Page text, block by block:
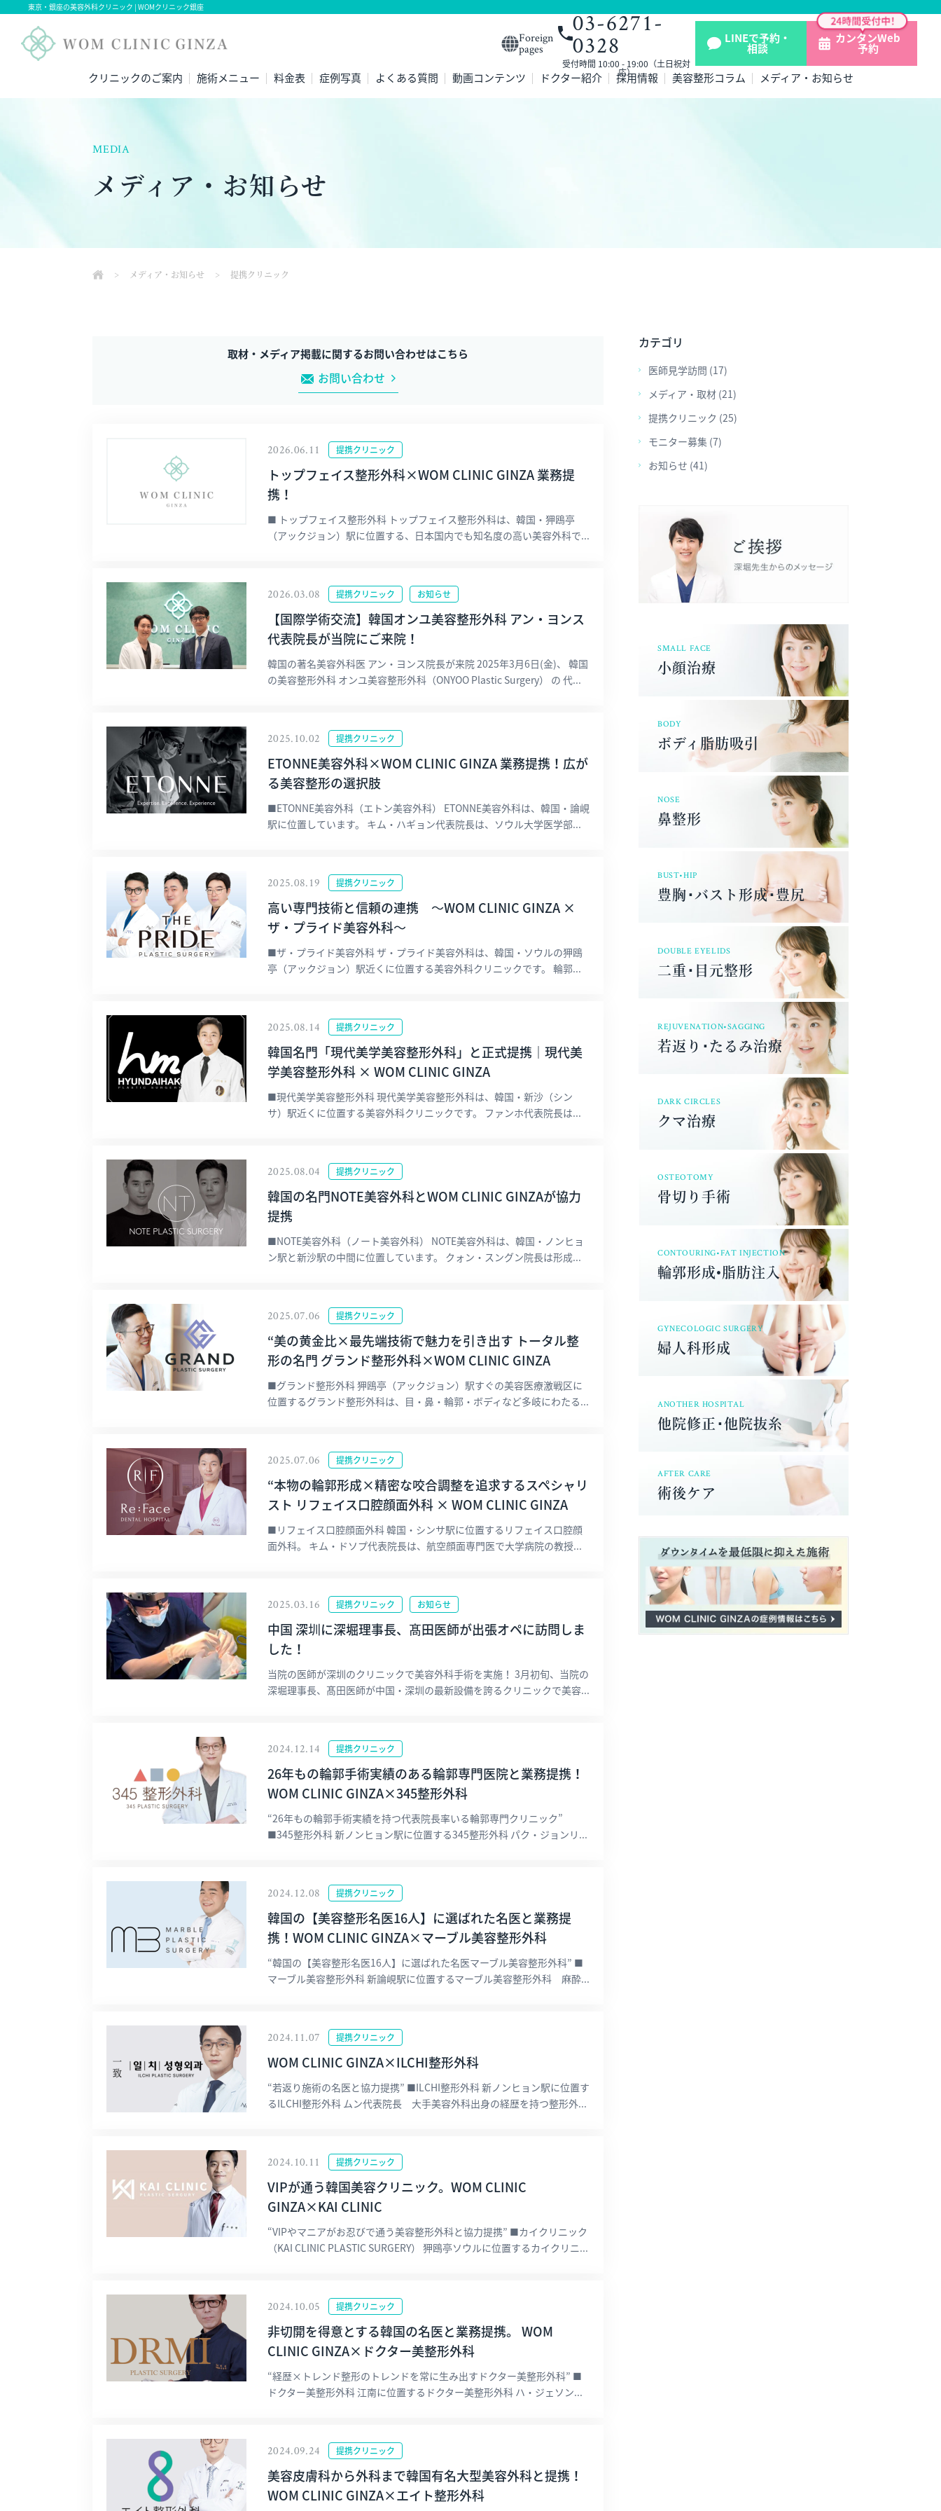
東京・銀座の美容外科クリニック | WOMクリニック銀座
Foreign
pages
03-6271-
0328
受付時間 10:00 - 19:00（土日祝対
応）
LINEで予約・
相談
カンタンWeb
予約
クリニックのご案内
施術メニュー 料金表 症例写真 よくある質問 動画コンテンツ ドクター紹介 採用情報 美容整形コラム メディア・お知らせ
MEDIA
メディア・お知らせ
> メディア・お知らせ > 提携クリニック
取材・メディア掲載に関するお問い合わせはこちら
お問い合わせ
2026.06.11 提携クリニック
トップフェイス整形外科×WOM CLINIC GINZA 業務提
携！
■ トップフェイス整形外科 トップフェイス整形外科は、韓国・狎鴎亭
（アックジョン）駅に位置する、日本国内でも知名度の高い美容外科で...
2026.03.08 提携クリニック お知らせ
【国際学術交流】韓国オンユ美容整形外科 アン・ヨンス
代表院長が当院にご来院！
韓国の著名美容外科医 アン・ヨンス院長が来院 2025年3月6日(金)、 韓国
の美容整形外科 オンユ美容整形外科（ONYOO Plastic Surgery） の 代...
2025.10.02 提携クリニック
ETONNE美容外科×WOM CLINIC GINZA 業務提携！広が
る美容整形の選択肢
■ETONNE美容外科（エトン美容外科） ETONNE美容外科は、韓国・論峴
駅に位置しています。 キム・ハギョン代表院長は、ソウル大学医学部...
2025.08.19 提携クリニック
高い専門技術と信頼の連携 ～WOM CLINIC GINZA ×
ザ・プライド美容外科～
■ザ・プライド美容外科 ザ・プライド美容外科は、韓国・ソウルの狎鴎
亭（アックジョン）駅近くに位置する美容外科クリニックです。 輪郭...
2025.08.14 提携クリニック
韓国名門「現代美学美容整形外科」と正式提携｜現代美
学美容整形外科 × WOM CLINIC GINZA
■現代美学美容整形外科 現代美学美容整形外科は、韓国・新沙（シン
サ）駅近くに位置する美容外科クリニックです。 ファンホ代表院長は...
2025.08.04 提携クリニック
韓国の名門NOTE美容外科とWOM CLINIC GINZAが協力
提携
■NOTE美容外科（ノート美容外科） NOTE美容外科は、韓国・ノンヒョ
ン駅と新沙駅の中間に位置しています。 クォン・スングン院長は形成...
2025.07.06 提携クリニック
“美の黄金比×最先端技術で魅力を引き出す トータル整
形の名門 グランド整形外科×WOM CLINIC GINZA
■グランド整形外科 狎鴎亭（アックジョン）駅すぐの美容医療激戦区に
位置するグランド整形外科は、目・鼻・輪郭・ボディなど多岐にわたる...
2025.07.06 提携クリニック
“本物の輪郭形成×精密な咬合調整を追求するスペシャリ
スト リフェイス口腔顔面外科 × WOM CLINIC GINZA
■リフェイス口腔顔面外科 韓国・シンサ駅に位置するリフェイス口腔顔
面外科。 キム・ドソプ代表院長は、航空顔面専門医で大学病院の教授...
2025.03.16 提携クリニック お知らせ
中国 深圳に深堀理事長、髙田医師が出張オペに訪問しま
した！
当院の医師が深圳のクリニックで美容外科手術を実施！ 3月初旬、当院の
深堀理事長、髙田医師が中国・深圳の最新設備を誇るクリニックで美容...
2024.12.14 提携クリニック
26年もの輪郭手術実績のある輪郭専門医院と業務提携！
WOM CLINIC GINZA×345整形外科
“26年もの輪郭手術実績を持つ代表院長率いる輪郭専門クリニック”
■345整形外科 新ノンヒョン駅に位置する345整形外科 パク・ジョンリ...
2024.12.08 提携クリニック
韓国の【美容整形名医16人】に選ばれた名医と業務提
携！WOM CLINIC GINZA×マーブル美容整形外科
“韓国の【美容整形名医16人】に選ばれた名医マーブル美容整形外科” ■
マーブル美容整形外科 新論峴駅に位置するマーブル美容整形外科 麻酔...
2024.11.07 提携クリニック
WOM CLINIC GINZA×ILCHI整形外科
“若返り施術の名医と協力提携” ■ILCHI整形外科 新ノンヒョン駅に位置す
るILCHI整形外科 ムン代表院長 大手美容外科出身の経歴を持つ整形外...
2024.10.11 提携クリニック
VIPが通う韓国美容クリニック。WOM CLINIC
GINZA×KAI CLINIC
“VIPやマニアがお忍びで通う美容整形外科と協力提携” ■カイクリニック
（KAI CLINIC PLASTIC SURGERY） 狎鴎亭ソウルに位置するカイクリニ...
2024.10.05 提携クリニック
非切開を得意とする韓国の名医と業務提携。 WOM
CLINIC GINZA×ドクター美整形外科
“経歴×トレンド整形のトレンドを常に生み出すドクター美整形外科” ■
ドクター美整形外科 江南に位置するドクター美整形外科 ハ・ジェソン...
2024.09.24 提携クリニック
美容皮膚科から外科まで韓国有名大型美容外科と提携！
WOM CLINIC GINZA×エイト整形外科
カテゴリ
医師見学訪問 (17)
メディア・取材 (21)
提携クリニック (25)
モニター募集 (7)
お知らせ (41)
SMALL FACE
小顔治療
BODY
ボディ脂肪吸引
NOSE
鼻整形
BUST•HIP
豊胸･バスト形成･豊尻
DOUBLE EYELIDS
二重･目元整形
REJUVENATION•SAGGING
若返り･たるみ治療
DARK CIRCLES
クマ治療
OSTEOTOMY
骨切り手術
CONTOURING•FAT INJECTION
輪郭形成•脂肪注入
GYNECOLOGIC SURGERY
婦人科形成
ANOTHER HOSPITAL
他院修正･他院抜糸
AFTER CARE
術後ケア